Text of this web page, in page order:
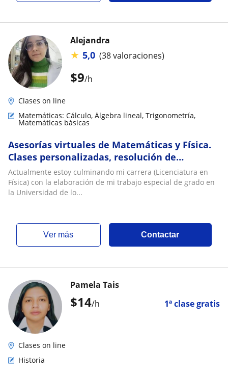
$9/h
Alejandra
★ 5,0 (38 valoraciones)
Clases on line
Matemáticas: Cálculo, Álgebra lineal, Trigonometría,
Matemáticas básicas
Asesorías virtuales de Matemáticas y Física.
Clases personalizadas, resolución de
ejercicios
Actualmente estoy culminando mi carrera (Licenciatura en
Física) con la elaboración de mi trabajo especial de grado en
la Universidad de lo...
ver más Contactar
$14/h 1ª clase gratis
Pamela Tais
Clases on line
Historia